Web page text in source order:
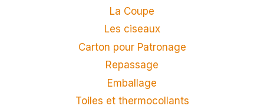
La Coupe
Les ciseaux
Carton pour Patronage
Repassage
Emballage
Toiles et thermocollants